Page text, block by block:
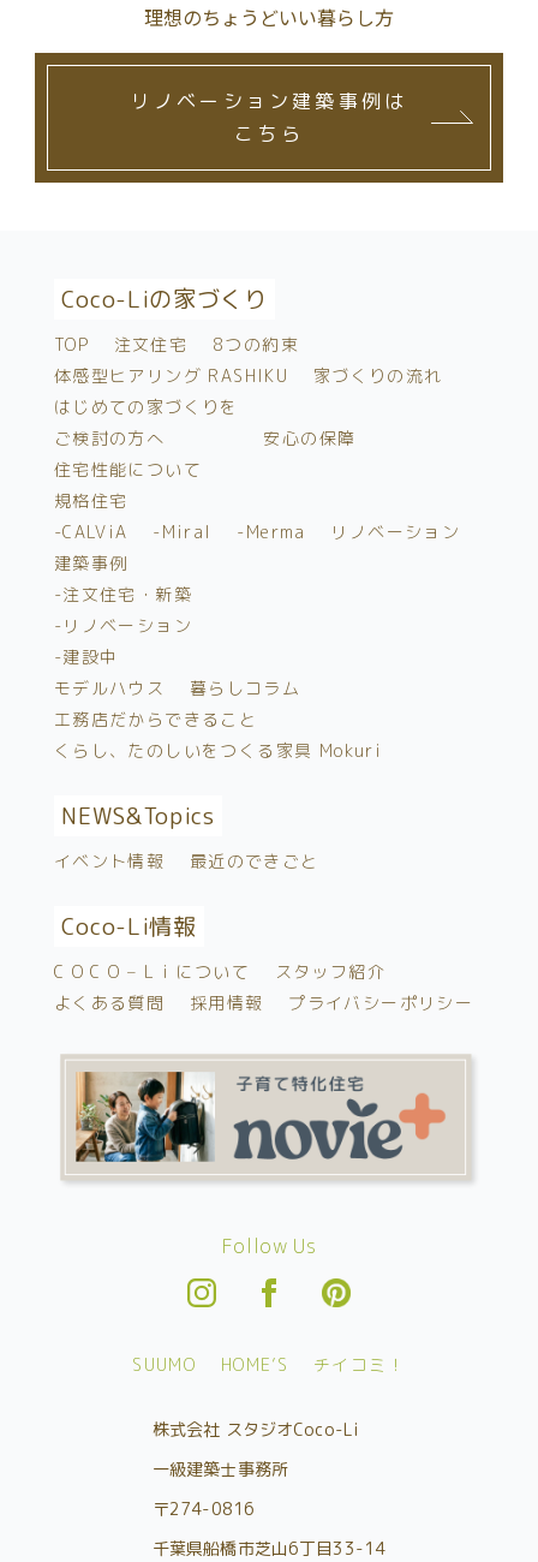
理想のちょうどいい暮らし方
リノベーション建築事例は
こちら
Coco-Liの家づくり
TOP 注文住宅
8つの約束
体感型ヒアリング RASHIKU
家づくりの流れ
はじめての家づくりを
ご検討の方へ
安心の保障
住宅性能について
規格住宅
-CALViA
-Miral -Merma
リノベーション
建築事例
-注文住宅・新築
-リノベーション
-建設中
モデルハウス
暮らしコラム
工務店だからできること
くらし、たのしいをつくる家具 Mokuri
NEWS&Topics
イベント情報 最近のできごと
Coco-Li情報
C O C O – L i について
スタッフ紹介
よくある質問
採用情報 プライバシーポリシー
Follow Us
SUUMO HOME’S チイコミ！
株式会社 スタジオCoco-Li
一級建築士事務所
〒274-0816
千葉県船橋市芝山6丁目33-14